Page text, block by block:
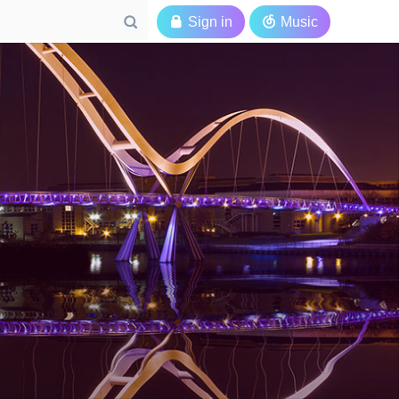
  Sign in  Music